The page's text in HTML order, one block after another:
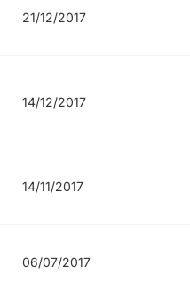
21/12/2017
14/12/2017
14/11/2017
06/07/2017